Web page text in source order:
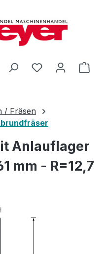
Du hast 0
/ Fräsen
Anlauflager
mm - R=12,7